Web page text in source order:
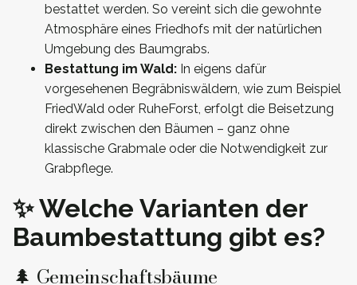
bestattet werden. So vereint sich die gewohnte
Atmosphäre eines Friedhofs mit der natürlichen
Umgebung des Baumgrabs.
Bestattung im Wald: In eigens dafür
vorgesehenen Begräbniswäldern, wie zum Beispiel
FriedWald oder RuheForst, erfolgt die Beisetzung
direkt zwischen den Bäumen – ganz ohne
klassische Grabmale oder die Notwendigkeit zur
Grabpflege.
✨ Welche Varianten der
Baumbestattung gibt es?
🌲 Gemeinschaftsbäume